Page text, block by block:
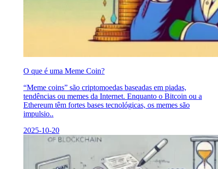
O que é uma Meme Coin?
“Meme coins” são criptomoedas baseadas em piadas,
tendências ou memes da Internet. Enquanto o Bitcoin ou a
Ethereum têm fortes bases tecnológicas, os memes são
impulsio..
2025-10-20